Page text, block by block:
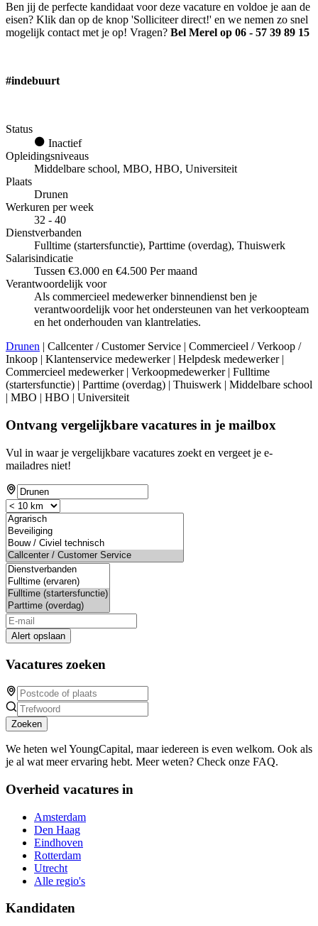
Ben jij de perfecte kandidaat voor deze vacature en voldoe je aan de
eisen? Klik dan op de knop 'Solliciteer direct!' en we nemen zo snel
mogelijk contact met je op! Vragen? Bel Merel op 06 - 57 39 89 15
#indebuurt
Status
Inactief
Opleidingsniveaus
Middelbare school, MBO, HBO, Universiteit
Plaats
Drunen
Werkuren per week
32 - 40
Dienstverbanden
Fulltime (startersfunctie), Parttime (overdag), Thuiswerk
Salarisindicatie
Tussen €3.000 en €4.500 Per maand
Verantwoordelijk voor
Als commercieel medewerker binnendienst ben je
verantwoordelijk voor het ondersteunen van het verkoopteam
en het onderhouden van klantrelaties.
Drunen | Callcenter / Customer Service | Commercieel / Verkoop /
Inkoop | Klantenservice medewerker | Helpdesk medewerker |
Commercieel medewerker | Verkoopmedewerker | Fulltime
(startersfunctie) | Parttime (overdag) | Thuiswerk | Middelbare school
| MBO | HBO | Universiteit
Ontvang vergelijkbare vacatures in je mailbox
Vul in waar je vergelijkbare vacatures zoekt en vergeet je e-
mailadres niet!
Alert opslaan
Vacatures zoeken
Zoeken
We heten wel YoungCapital, maar iedereen is even welkom. Ook als
je al wat meer ervaring hebt. Meer weten? Check onze FAQ.
Overheid vacatures in
Amsterdam
Den Haag
Eindhoven
Rotterdam
Utrecht
Alle regio's
Kandidaten